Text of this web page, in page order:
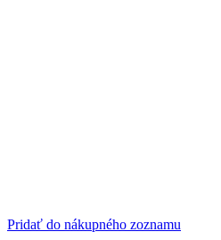
Pridať do nákupného zoznamu